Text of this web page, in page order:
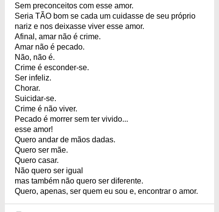
Sem preconceitos com esse amor.
Seria TÃO bom se cada um cuidasse de seu próprio
nariz e nos deixasse viver esse amor.
Afinal, amar não é crime.
Amar não é pecado.
Não, não é.
Crime é esconder-se.
Ser infeliz.
Chorar.
Suicidar-se.
Crime é não viver.
Pecado é morrer sem ter vivido...
esse amor!
Quero andar de mãos dadas.
Quero ser mãe.
Quero casar.
Não quero ser igual
mas também não quero ser diferente.
Quero, apenas, ser quem eu sou e, encontrar o amor.